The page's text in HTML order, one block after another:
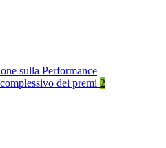
sulla Performance
dei premi 2